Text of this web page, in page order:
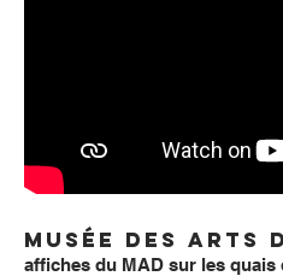
Musée des Arts
affiches du MAD sur les quais